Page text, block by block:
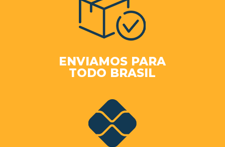
ENVIAMOS PARA
TODO BRASIL